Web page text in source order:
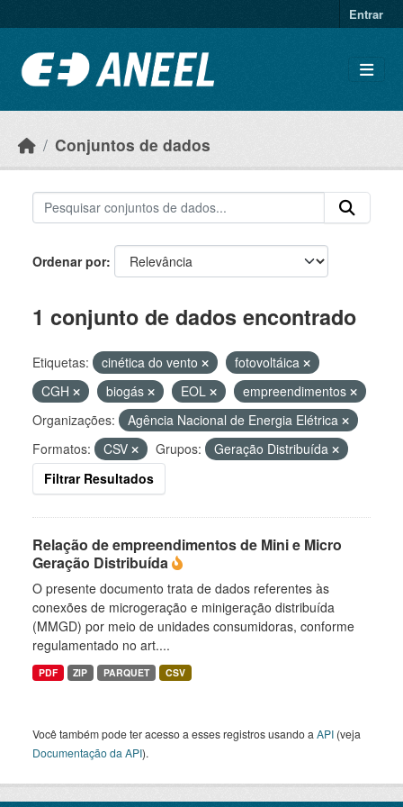
Entrar
Conjuntos de dados
Ordenar por
1 conjunto de dados encontrado
Etiquetas: cinética do vento
fotovoltáica
CGH
biogás EOL
empreendimentos
Organizações:
Agência Nacional de Energia Elétrica
Formatos:
CSV Grupos:
Geração Distribuída
Filtrar Resultados
Relação de empreendimentos de Mini e Micro
Geração Distribuída
O presente documento trata de dados referentes às
conexões de microgeração e minigeração distribuída
(MMGD) por meio de unidades consumidoras, conforme
regulamentado no art....
PDF ZIP PARQUET CSV
Você também pode ter acesso a esses registros usando a API (veja
Documentação da API).